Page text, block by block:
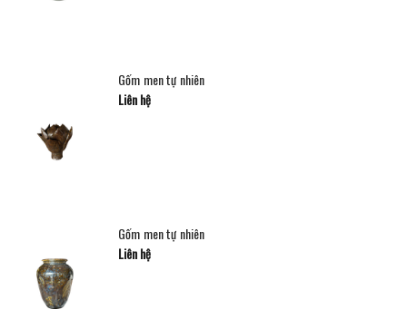
Gốm men tự nhiên
Liên hệ
Gốm men tự nhiên
Liên hệ